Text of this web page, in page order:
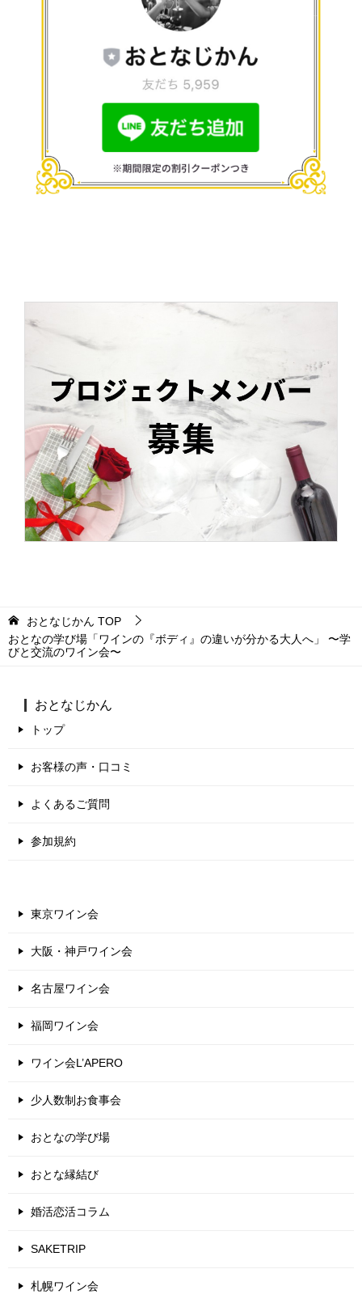
おとなじかん TOP
おとなの学び場「ワインの『ボディ』の違いが分かる大人へ」 〜学
びと交流のワイン会〜
おとなじかん
トップ
お客様の声・口コミ
よくあるご質問
参加規約
東京ワイン会
大阪・神戸ワイン会
名古屋ワイン会
福岡ワイン会
ワイン会L’APERO
少人数制お食事会
おとなの学び場
おとな縁結び
婚活恋活コラム
SAKETRIP
札幌ワイン会